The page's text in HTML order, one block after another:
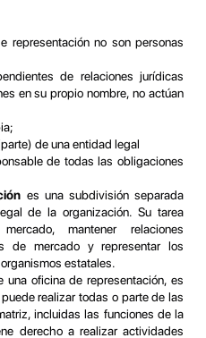
representación no son personas
de relaciones jurídicas
en su propio nombre, no actúan
de una entidad legal
de todas las obligaciones
es una subdivisión separada
de la organización. Su tarea
mantener relaciones
de mercado y representar los
estatales.
una oficina de representación, es
realizar todas o parte de las
incluidas las funciones de la
derecho a realizar actividades